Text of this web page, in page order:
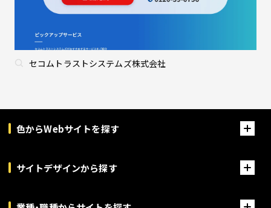
セコムトラストシステムズ株式会社
色からWebサイトを探す
サイトデザインから探す